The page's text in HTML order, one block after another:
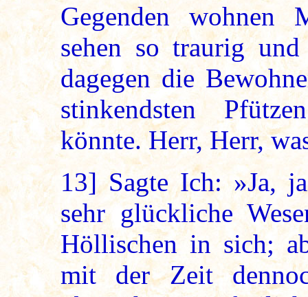
Gegenden wohnen
sehen so traurig
dagegen die
stinkendsten
könnte. Herr, Herr,
13]Sagte Ich: »Ja,
sehr glückliche
Höllischen in sich;
mit der Zeit